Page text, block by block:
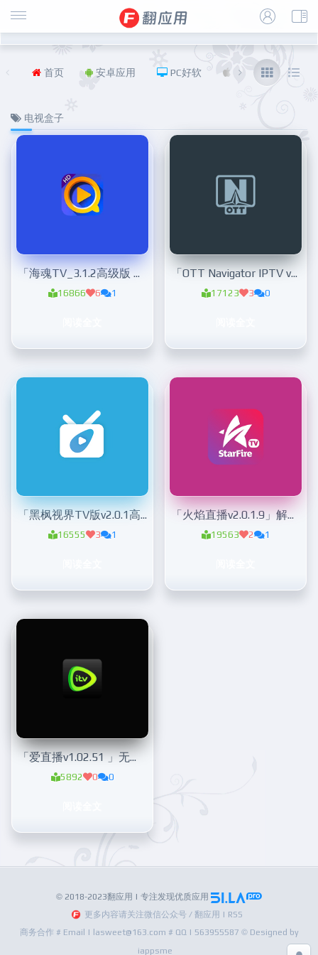
首页 安卓应用 PC好软 iOS 福利
电视盒子
「海魂TV_3.1.2高级版 」 全新TV点播
16866 6 1
「OTT Navigator IPTV v1.6.6.9.4 for Android 解锁高级版」从网络上的任何来源观看免费的直播电视频道
17123 3 0
「黑枫视界TV版v2.0.1高级版 」 免登陆无会员版
16555 3 1
「火焰直播v2.0.1.9」解锁港澳台频道
19563 2 1
「爱直播v1.02.51 」无广告看全国高清电视
5892 0 0
© 2018-2023翻应用 | 专注发现优质应用
更多内容请关注微信公众号 / 翻应用 | RSS
商务合作 # Email | lasweet@163.com # QQ | 563955587 © Designed by
iappsme